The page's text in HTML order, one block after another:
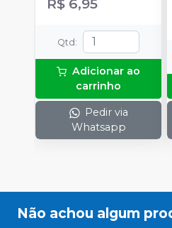
R$ 6,95
Qtd:
Adicionar ao
carrinho
Pedir via
Whatsapp
Não achou algum